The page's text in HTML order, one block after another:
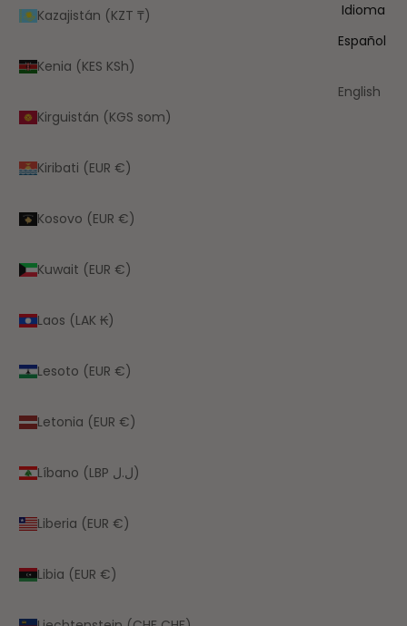
Kazajistán (KZT ₸)
Kenia (KES KSh)
Kirguistán (KGS som)
Kiribati (EUR €)
Kosovo (EUR €)
Kuwait (EUR €)
Laos (LAK ₭)
Lesoto (EUR €)
Letonia (EUR €)
Líbano (LBP ل.ل)
Liberia (EUR €)
Libia (EUR €)
Idioma
Español
English